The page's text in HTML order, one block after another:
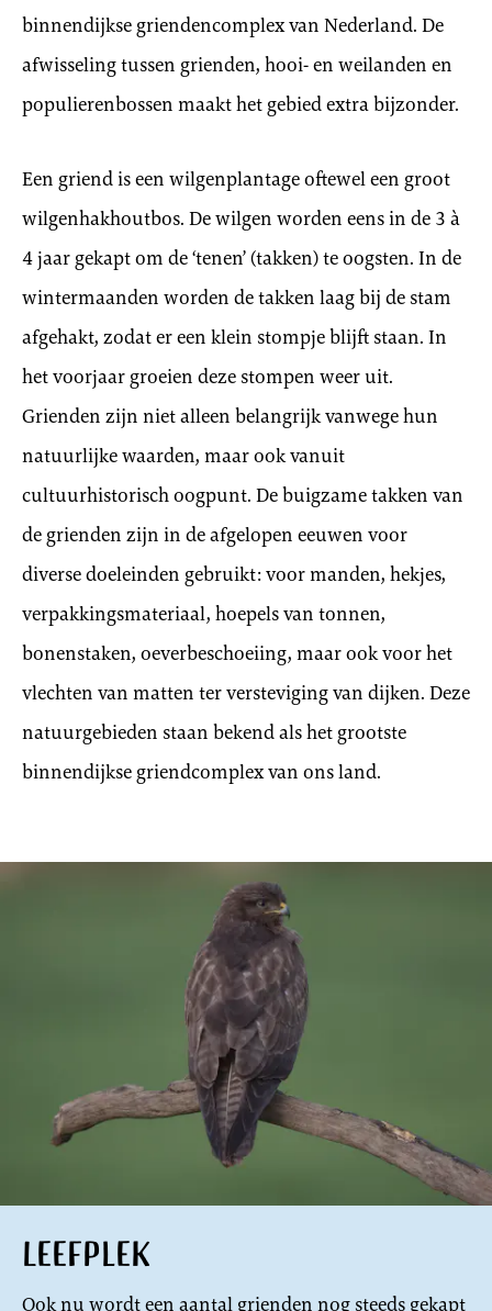
binnendijkse griendencomplex van Nederland. De
afwisseling tussen grienden, hooi- en weilanden en
populierenbossen maakt het gebied extra bijzonder.
Een griend is een wilgenplantage oftewel een groot
wilgenhakhoutbos. De wilgen worden eens in de 3 à
4 jaar gekapt om de ‘tenen’ (takken) te oogsten. In de
wintermaanden worden de takken laag bij de stam
afgehakt, zodat er een klein stompje blijft staan. In
het voorjaar groeien deze stompen weer uit.
Grienden zijn niet alleen belangrijk vanwege hun
natuurlijke waarden, maar ook vanuit
cultuurhistorisch oogpunt. De buigzame takken van
de grienden zijn in de afgelopen eeuwen voor
diverse doeleinden gebruikt: voor manden, hekjes,
verpakkingsmateriaal, hoepels van tonnen,
bonenstaken, oeverbeschoeiing, maar ook voor het
vlechten van matten ter versteviging van dijken. Deze
natuurgebieden staan bekend als het grootste
binnendijkse griendcomplex van ons land.
Leefplek
Ook nu wordt een aantal grienden nog steeds gekapt